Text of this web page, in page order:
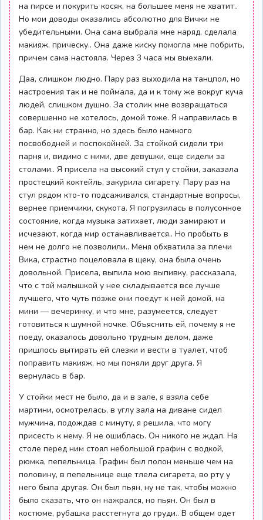
на пирсе и покурить косяк, на большее меня не хватит..
Но мои доводы оказались абсолютно для Вички не
убедительными. Она сама выбрала мне наряд, сделала
макияж, прическу.. Она даже киску помогла мне побрить,
причем сама настояла. Через 3 часа мы выехали.
Даа, слишком людно. Пару раз выходила на танцпол, но
настроения так и не поймала, да и к тому же вокруг куча
людей, слишком душно. За столик мне возвращаться
совершенно не хотелось, домой тоже. Я направилась в
бар. Как ни странно, но здесь было намного
посвободней и поспокойней. За стойкой сидели три
парня и, видимо с ними, две девушки, еще сидели за
столами.. Я присела на высокий стул у стойки, заказала
простецкий коктейль, закурила сигарету. Пару раз на
стул рядом кто-то подсаживался, стандартные вопросы,
вернее приемчики, скукота. Я погрузилась в полусонное
состояние, когда музыка затихает, люди замирают и
исчезают, когда мир останавливается.. Но пробыть в
нем не долго не позволили.. Меня обхватила за плечи
Вика, страстно поцеловала в щеку, она была очень
довольной. Присела, выпила мою выпивку, рассказала,
что с той малышкой у нее складывается все лучше
лучшего, что чуть позже они поедут к ней домой, на
мини — вечеринку, и что мне, разумеется, следует
готовиться к шумной ночке. Объяснить ей, почему я не
поеду, оказалось довольно трудным делом, даже
пришлось вытирать ей слезки и вести в туалет, чтоб
поправить макияж, но мы поняли друг друга. Я
вернулась в бар.
У стойки мест не было, да и в зале, я взяла себе
мартини, осмотрелась, в углу зала на диване сидел
мужчина, подождав с минуту, я решила, что могу
присесть к нему. Я не ошиблась. Он никого не ждал. На
столе перед ним стоял небольшой графин с водкой,
рюмка, пепельница. Графин был полон меньше чем на
половину, в пепельнице еще тлела сигарета, во рту у
него была другая. Он был пьян, ну не так, чтобы можно
было сказать, что он нажрался, но пьян. Он был в
костюме, рубашка расстегнута до груди.. В общем одет